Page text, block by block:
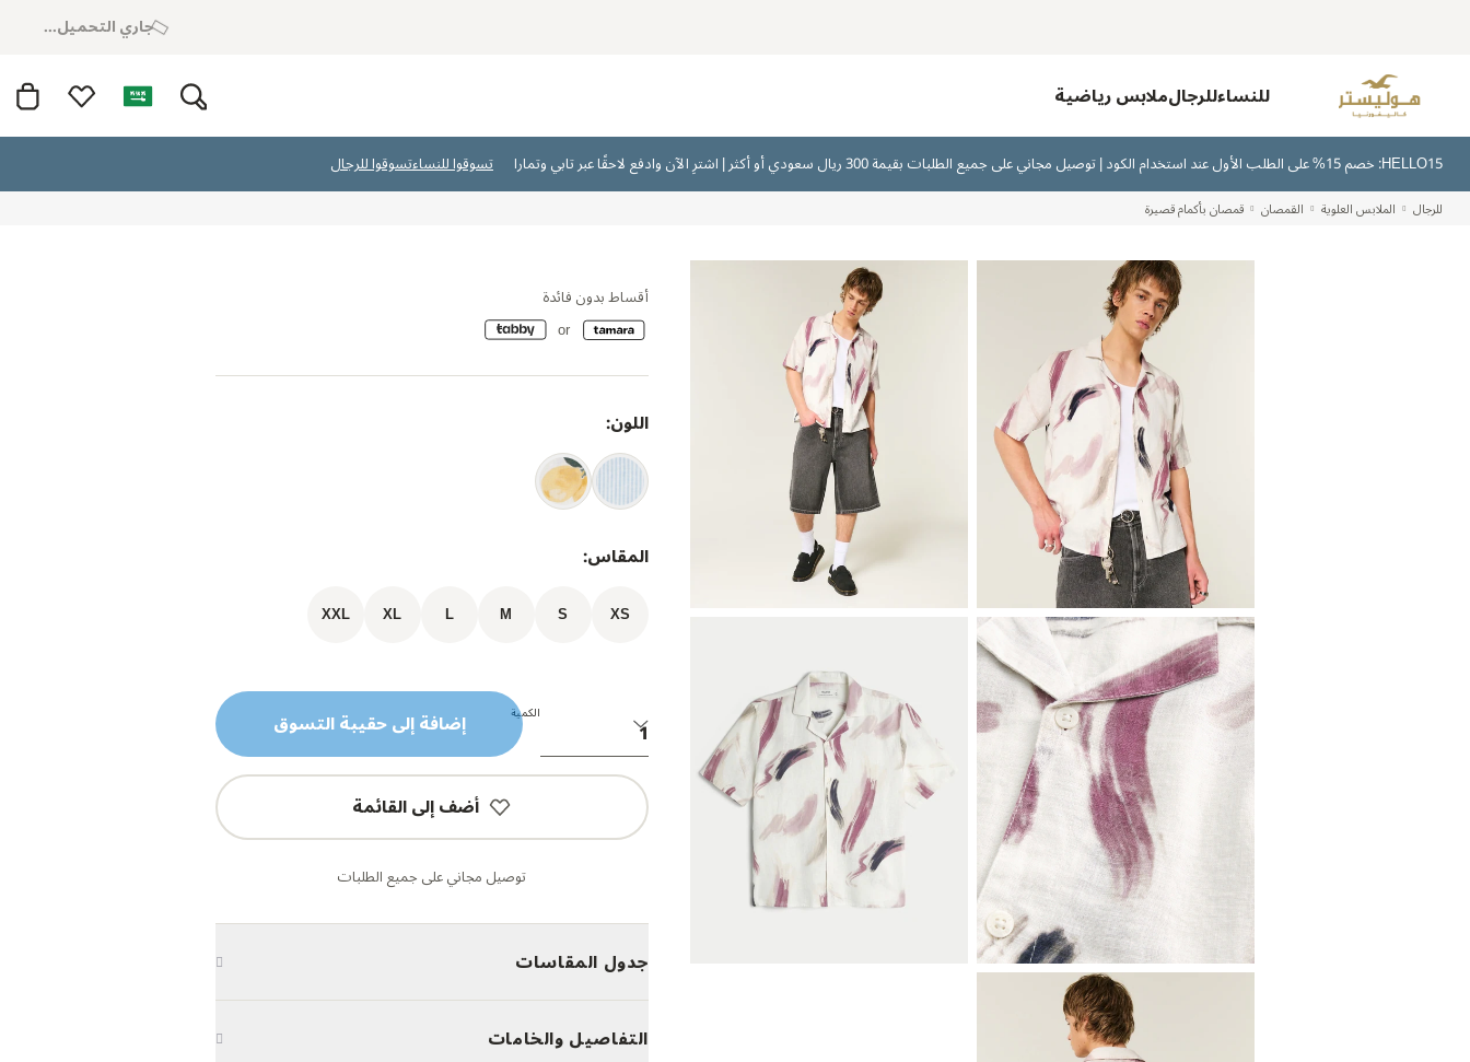
جاري التحميل...
للنساءللرجالملابس رياضية
HELLO15: خصم 15% على الطلب الأول عند استخدام الكود | توصيل مجاني على جميع الطلبات بقيمة 300 ريال سعودي أو أكثر | اشترِ الآن وادفع لاحقًا عبر تابي وتمارا تسوقوا للنساءتسوقوا للرجال
للرجال الملابس العلوية القمصان قمصان بأكمام قصيرة
أقساط بدون فائدة
اللون:
المقاس:
XS
S
M
L
XL
XXL
الكمية إضافة إلى حقيبة التسوق
أضف إلى القائمة
توصيل مجاني على جميع الطلبات
جدول المقاسات
التفاصيل والخامات